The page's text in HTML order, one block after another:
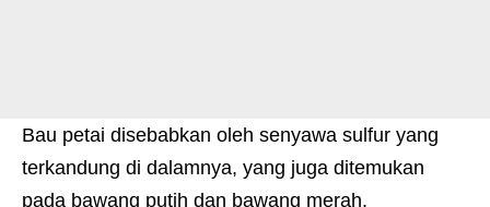
Bau petai disebabkan oleh senyawa sulfur yang
terkandung di dalamnya, yang juga ditemukan
pada bawang putih dan bawang merah.